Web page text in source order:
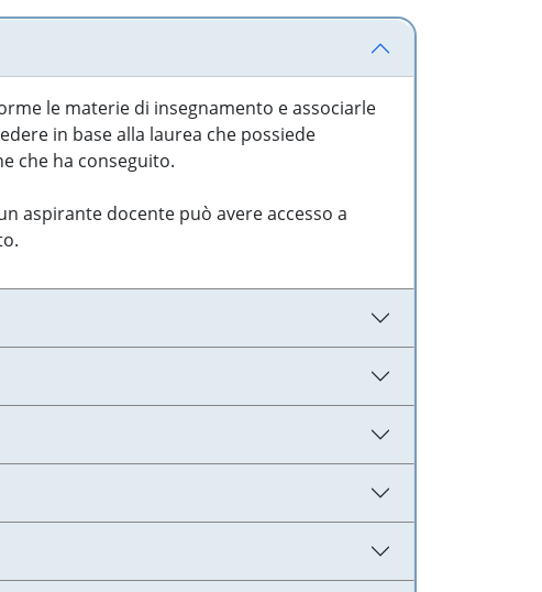
le materie di insegnamento e associarle
in base alla laurea che possiede
che ha conseguito.
aspirante docente può avere accesso a